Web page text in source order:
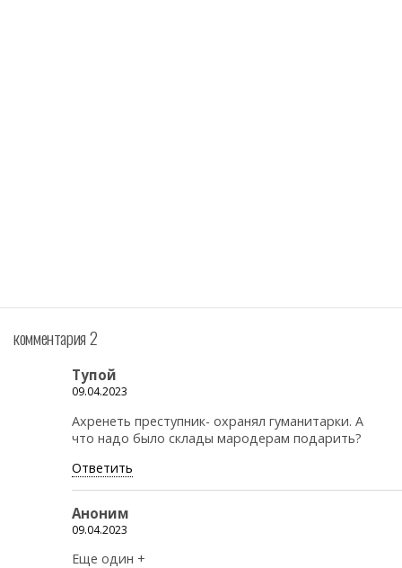
комментария 2
Тупой
09.04.2023
Ахренеть преступник- охранял гуманитарки. А
что надо было склады мародерам подарить?
Ответить
Аноним
09.04.2023
Еще один +